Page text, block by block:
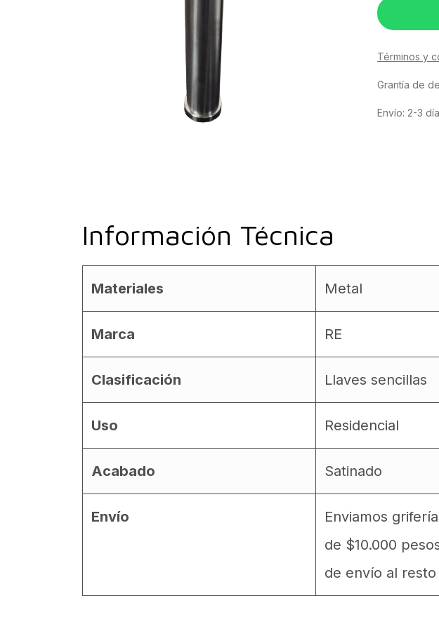
Términos y
Grantía de
Envío: 2-3
Información Técnica
Materiales Metal
Marca RE
Clasificación Llaves sencillas
Uso Residencial
Acabado Satinado
Envío
Enviamos
de $10.000
de envío al